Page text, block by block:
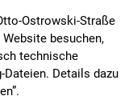
Ostrowski-Straße
besuchen,
technische
Dateien. Details dazu